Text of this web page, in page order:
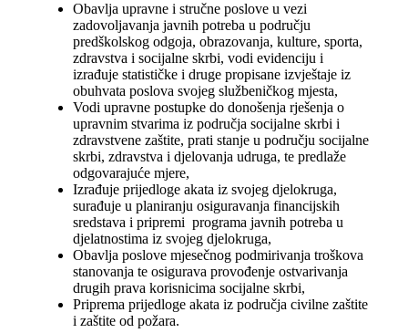
Obavlja upravne i stručne poslove u vezi
zadovoljavanja javnih potreba u području
predškolskog odgoja, obrazovanja, kulture, sporta,
zdravstva i socijalne skrbi, vodi evidenciju i
izrađuje statističke i druge propisane izvještaje iz
obuhvata poslova svojeg službeničkog mjesta,
Vodi upravne postupke do donošenja rješenja o
upravnim stvarima iz područja socijalne skrbi i
zdravstvene zaštite, prati stanje u području socijalne
skrbi, zdravstva i djelovanja udruga, te predlaže
odgovarajuće mjere,
Izrađuje prijedloge akata iz svojeg djelokruga,
surađuje u planiranju osiguravanja financijskih
sredstava i pripremi programa javnih potreba u
djelatnostima iz svojeg djelokruga,
Obavlja poslove mjesečnog podmirivanja troškova
stanovanja te osigurava provođenje ostvarivanja
drugih prava korisnicima socijalne skrbi,
Priprema prijedloge akata iz područja civilne zaštite
i zaštite od požara.